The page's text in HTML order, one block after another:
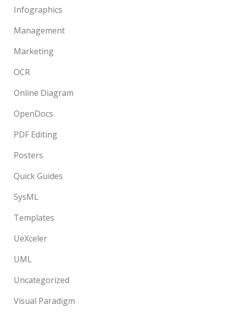
Infographics
Management
Marketing
OCR
Online Diagram
OpenDocs
PDF Editing
Posters
Quick Guides
SysML
Templates
UeXceler
UML
Uncategorized
Visual Paradigm